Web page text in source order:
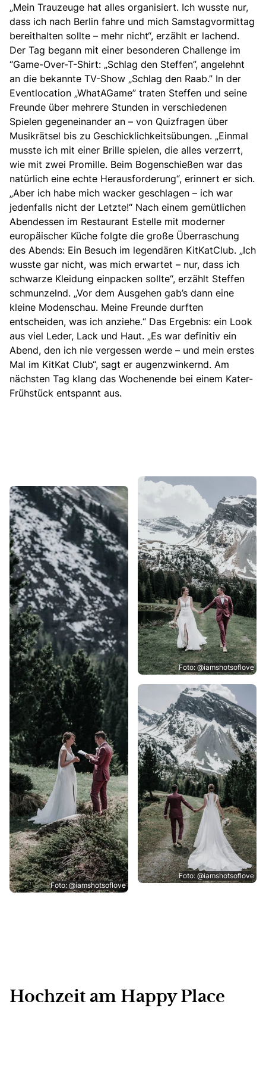
„Mein Trauzeuge hat alles organisiert. Ich wusste nur,
dass ich nach Berlin fahre und mich Samstagvormittag
bereithalten sollte – mehr nicht“, erzählt er lachend.
Der Tag begann mit einer besonderen Challenge im
“Game-Over-T-Shirt: „Schlag den Steffen”, angelehnt
an die bekannte TV-Show „Schlag den Raab.” In der
Eventlocation „WhatAGame” traten Steffen und seine
Freunde über mehrere Stunden in verschiedenen
Spielen gegeneinander an – von Quizfragen über
Musikrätsel bis zu Geschicklichkeitsübungen. „Einmal
musste ich mit einer Brille spielen, die alles verzerrt,
wie mit zwei Promille. Beim Bogenschießen war das
natürlich eine echte Herausforderung“, erinnert er sich.
„Aber ich habe mich wacker geschlagen – ich war
jedenfalls nicht der Letzte!“ Nach einem gemütlichen
Abendessen im Restaurant Estelle mit moderner
europäischer Küche folgte die große Überraschung
des Abends: Ein Besuch im legendären KitKatClub. „Ich
wusste gar nicht, was mich erwartet – nur, dass ich
schwarze Kleidung einpacken sollte“, erzählt Steffen
schmunzelnd. „Vor dem Ausgehen gab’s dann eine
kleine Modenschau. Meine Freunde durften
entscheiden, was ich anziehe.“ Das Ergebnis: ein Look
aus viel Leder, Lack und Haut. „Es war definitiv ein
Abend, den ich nie vergessen werde – und mein erstes
Mal im KitKat Club“, sagt er augenzwinkernd. Am
nächsten Tag klang das Wochenende bei einem Kater-
Frühstück entspannt aus.
Foto: @iamshotsoflove
Foto: @iamshotsoflove
Foto: @iamshotsoflove
Hochzeit am Happy Place